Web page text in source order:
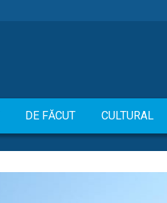
DE FĂCUT CULTURAL